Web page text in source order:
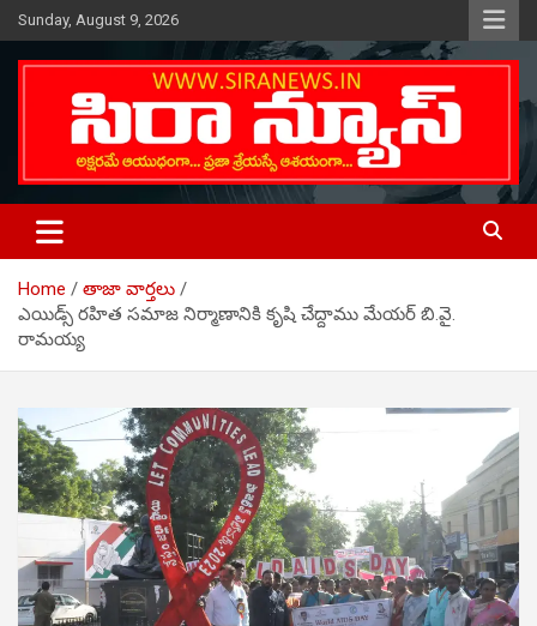
Skip
to
content
Sunday, August 9, 2026
SIRA NEWS
Telugu Online News Daily
Home
తాజా వార్తలు
ఎయిడ్స్ రహిత సమాజ నిర్మాణానికి కృషి చేద్దాము మేయర్ బి.వై.
రామయ్య